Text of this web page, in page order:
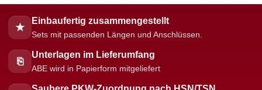
★
Einbaufertig zusammengestellt
Sets mit passenden Längen und Anschlüssen.
⎘
Unterlagen im Lieferumfang
ABE wird in Papierform mitgeliefert